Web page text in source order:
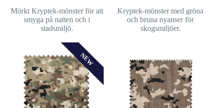
Mörkt Kryptek-mönster för att
smyga på natten och i
stadsmiljö.
Kryptek-mönster med gröna
och bruna nyanser för
skogsmiljöer.
NEW